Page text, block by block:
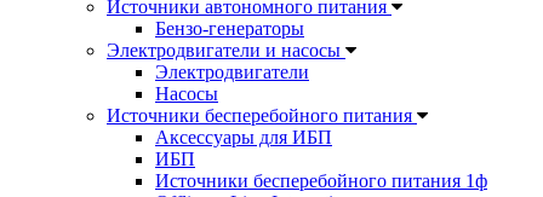
Источники автономного питания
Бензо-генераторы
Электродвигатели и насосы
Электродвигатели
Насосы
Источники бесперебойного питания
Аксессуары для ИБП
ИБП
Источники бесперебойного питания 1ф